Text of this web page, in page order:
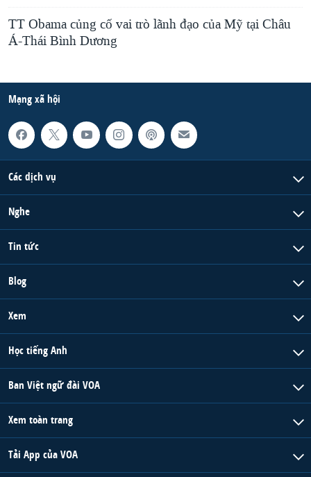
TT Obama củng cố vai trò lãnh đạo của Mỹ tại Châu
Á-Thái Bình Dương
Mạng xã hội
Các dịch vụ
Nghe
Tin tức
Blog
Xem
Học tiếng Anh
Ban Việt ngữ đài VOA
Xem toàn trang
Tải App của VOA